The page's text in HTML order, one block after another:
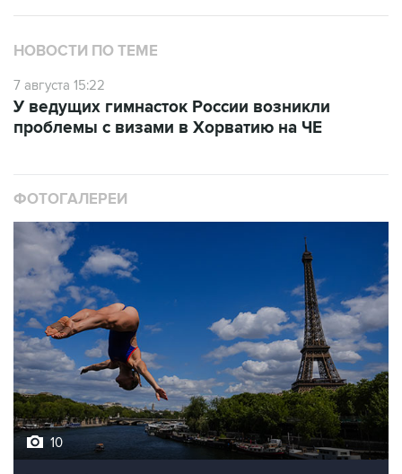
НОВОСТИ ПО ТЕМЕ
7 августа 15:22
У ведущих гимнасток России возникли
проблемы с визами в Хорватию на ЧЕ
ФОТОГАЛЕРЕИ
10